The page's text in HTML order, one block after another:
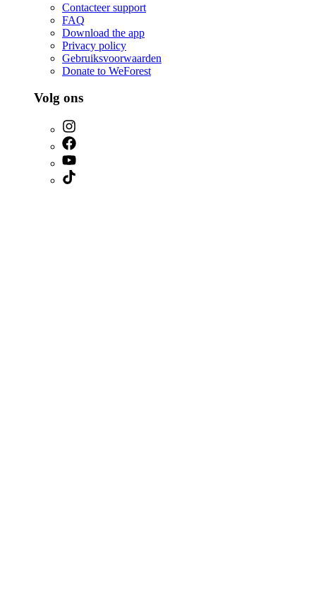
Contacteer support
FAQ
Download the app
Privacy policy
Gebruiksvoorwaarden
Donate to WeForest
Volg ons